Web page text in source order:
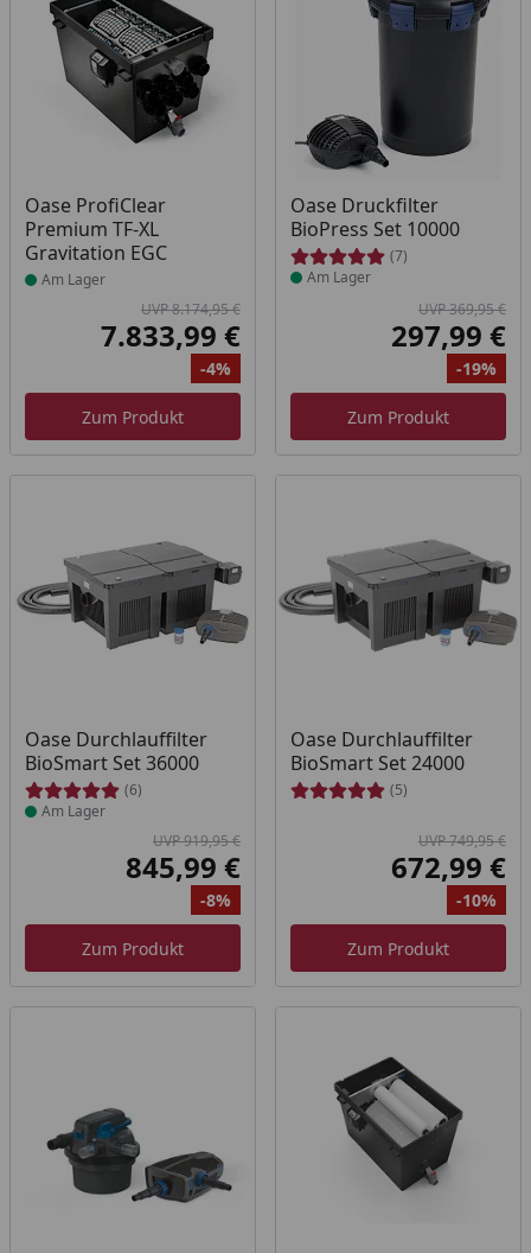
Oase ProfiClear
Premium TF-XL
Gravitation EGC
Produkt am Lager
Am Lager
Ursprünglicher Preis
UVP 8.174,95 €
Aktueller Preis
7.833,99 €
Rabatt
-4%
Zum Produkt
Oase Druckfilter
BioPress Set 10000
(7)
Produkt am Lager
Am Lager
UVP 369,95 €
297,99 €
-19%
Zum Produkt
Oase Durchlauffilter
BioSmart Set 36000
(6)
Produkt am Lager
Am Lager
Ursprünglicher Preis
UVP 919,95 €
Aktueller Preis
845,99 €
Rabatt
-8%
Zum Produkt
Oase Durchlauffilter
BioSmart Set 24000
(5)
UVP 749,95 €
672,99 €
-10%
Zum Produkt